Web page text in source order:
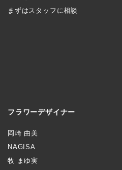
まずはスタッフに相談
フラワーデザイナー
岡崎 由美
NAGISA
牧 まゆ実